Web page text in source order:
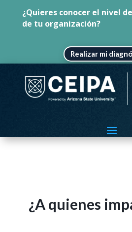
¿Quieres conocer el nivel
de tu organización?
Realizar mi
¿A quienes